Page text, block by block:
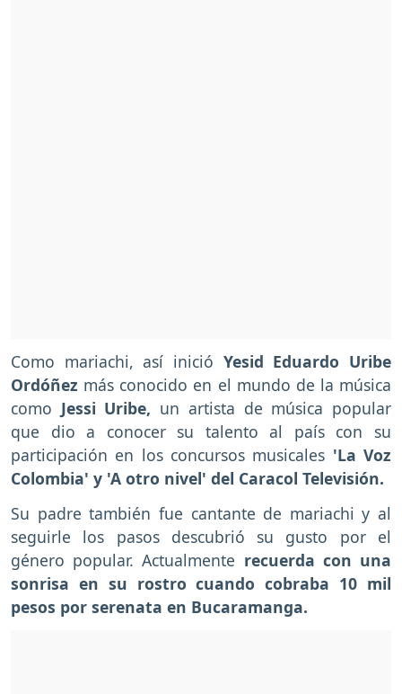
Como mariachi, así inició Yesid Eduardo Uribe
Ordóñez más conocido en el mundo de la música
como Jessi Uribe, un artista de música popular
que dio a conocer su talento al país con su
participación en los concursos musicales 'La Voz
Colombia' y 'A otro nivel' del Caracol Televisión.
Su padre también fue cantante de mariachi y al
seguirle los pasos descubrió su gusto por el
género popular. Actualmente recuerda con una
sonrisa en su rostro cuando cobraba 10 mil
pesos por serenata en Bucaramanga.